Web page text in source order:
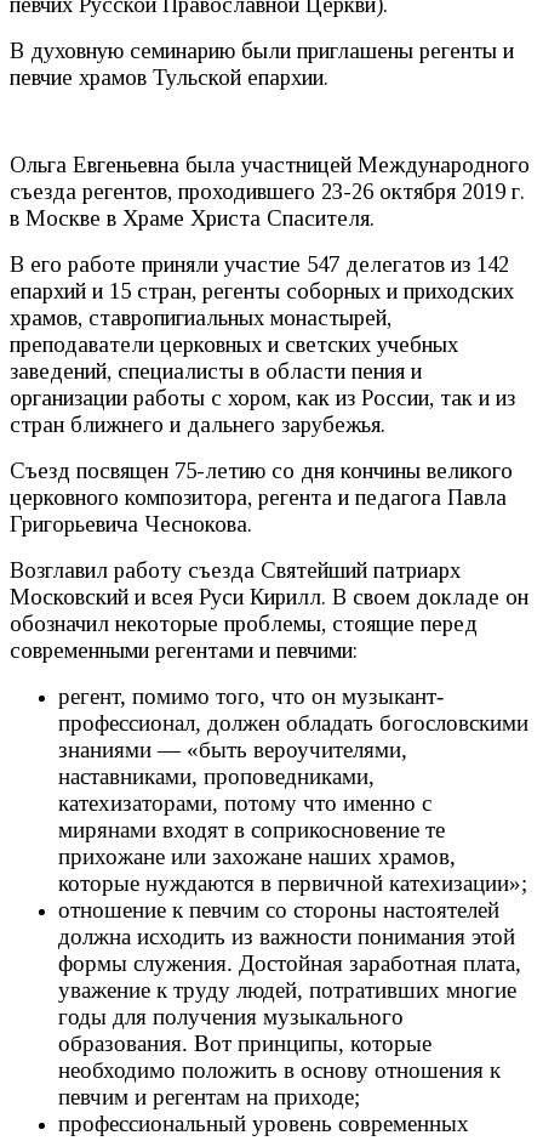
В духовную семинарию были приглашены регенты и
певчие храмов Тульской епархии.
Ольга Евгеньевна была участницей Международного
съезда регентов, проходившего 23-26 октября 2019 г.
в Москве в Храме Христа Спасителя.
В его работе приняли участие 547 делегатов из 142
епархий и 15 стран, регенты соборных и приходских
храмов, ставропигиальных монастырей,
преподаватели церковных и светских учебных
заведений, специалисты в области пения и
организации работы с хором, как из России, так и из
стран ближнего и дальнего зарубежья.
Съезд посвящен 75-летию со дня кончины великого
церковного композитора, регента и педагога Павла
Григорьевича Чеснокова.
Возглавил работу съезда Святейший патриарх
Московский и всея Руси Кирилл. В своем докладе он
обозначил некоторые проблемы, стоящие перед
современными регентами и певчими:
регент, помимо того, что он музыкант-
профессионал, должен обладать богословскими
знаниями — «быть вероучителями,
наставниками, проповедниками,
катехизаторами, потому что именно с
мирянами входят в соприкосновение те
прихожане или захожане наших храмов,
которые нуждаются в первичной катехизации»;
отношение к певчим со стороны настоятелей
должна исходить из важности понимания этой
формы служения. Достойная заработная плата,
уважение к труду людей, потративших многие
годы для получения музыкального
образования. Вот принципы, которые
необходимо положить в основу отношения к
певчим и регентам на приходе;
профессиональный уровень современных